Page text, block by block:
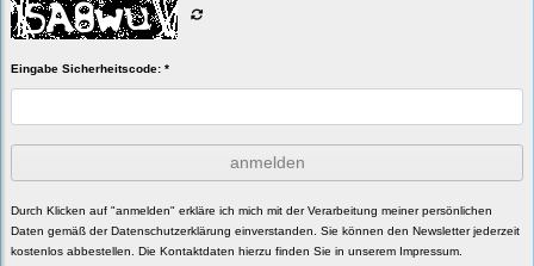
Eingabe Sicherheitscode: *
anmelden
Durch Klicken auf "anmelden" erkläre ich mich mit der Verarbeitung meiner persönlichen
Daten gemäß der Datenschutzerklärung einverstanden. Sie können den Newsletter jederzeit
kostenlos abbestellen. Die Kontaktdaten hierzu finden Sie in unserem Impressum.